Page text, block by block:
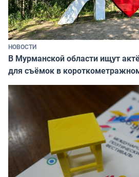
НОВОСТИ
В Мурманской области ищут
для съёмок в